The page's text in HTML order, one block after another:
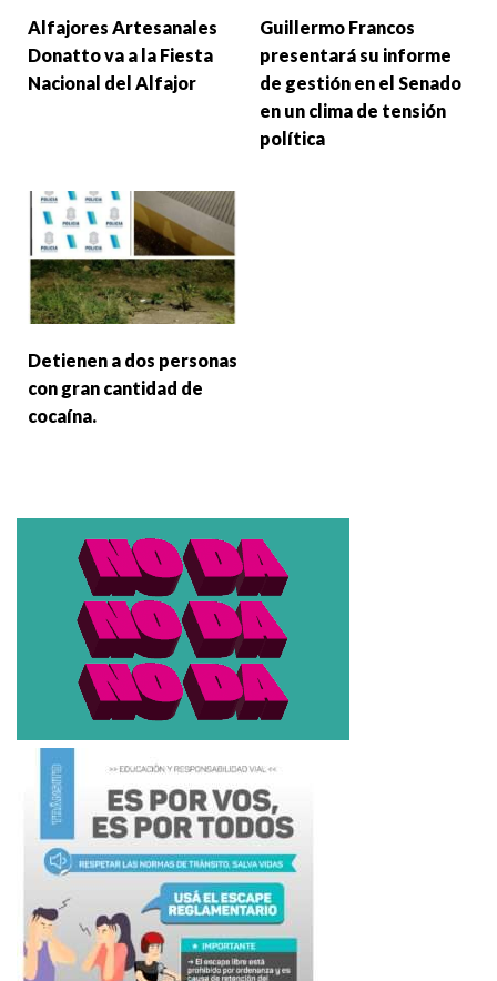
Alfajores Artesanales
Donatto va a la Fiesta
Nacional del Alfajor
Guillermo Francos
presentará su informe
de gestión en el Senado
en un clima de tensión
política
Detienen a dos personas
con gran cantidad de
cocaína.